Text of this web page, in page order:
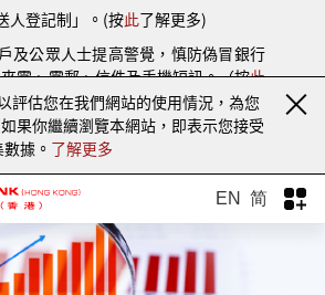
人登記制」。(按此了解更多)
及公眾人士提高警覺，慎防偽冒銀行
電、電郵、信件及手機短訊。（按此
評估您在我們網站的使用情況，為您
果你繼續瀏覽本網站，即表示您接受
據。 了解更多
EN 简